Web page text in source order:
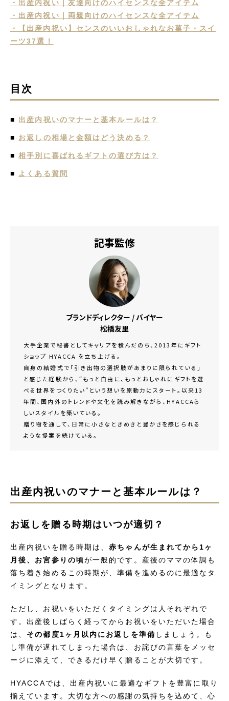
・出産内祝い｜友達向けのハイセンスな全アイテム
・出産内祝い｜両親向けのハイセンスな全アイテム
・【出産内祝い】センスのいいおしゃれなお菓子・スイ
ーツ37選！
目次
■ 出産内祝いのマナーと基本ルールは？
■ お返しの相場と金額はどう決める？
■相手別に喜ばれるギフトの選び方は？
■ よくある質問
記事監修
ブランドディレクター / バイヤー
松橋友里
大手企業で秘書としてキャリアを積んだのち、2013年にギフト
ショップ HYACCA を立ち上げる。
自身の結婚式で「引き出物の選択肢があまりに限られている」
と感じた経験から、“もっと自由に、もっとおしゃれにギフトを選
べる世界をつくりたい”という想いを原動力にスタート。以来13
年間、国内外のトレンドや文化を読み解きながら、HYACCAら
しいスタイルを築いている。
贈り物を通して、日常に小さなときめきと豊かさを感じられる
ような提案を続けている。
出産内祝いのマナーと基本ルールは？
お返しを贈る時期はいつが適切？
出産内祝いを贈る時期は、赤ちゃんが生まれてから1ヶ
月後、お宮参りの頃が一般的です。産後のママの体調も
落ち着き始めるこの時期が、準備を進めるのに最適なタ
イミングとなります。
ただし、お祝いをいただくタイミングは人それぞれで
す。出産後しばらく経ってからお祝いをいただいた場合
は、 その都度1ヶ月以内にお返しを準備 しましょう。も
し準備が遅れてしまった場合は、お詫びの言葉をメッセ
ージに添えて、できるだけ早く贈ることが大切です。
HYACCAでは、出産内祝いに最適なギフトを豊富に取り
揃えています。大切な方への感謝の気持ちを込めて、心